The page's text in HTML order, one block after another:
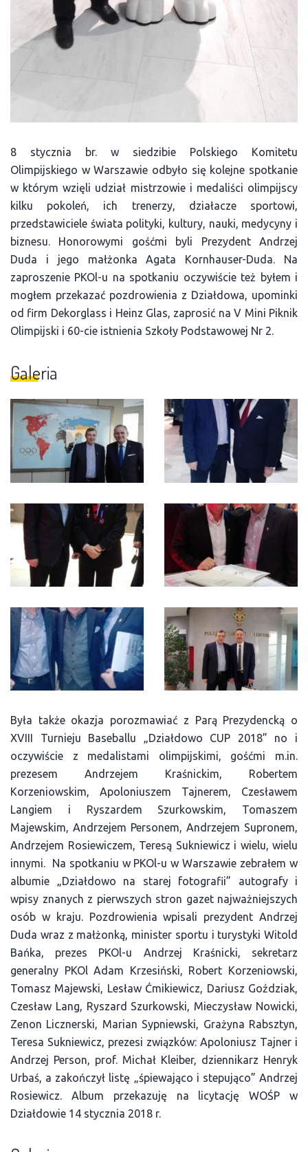
8 stycznia br. w siedzibie Polskiego Komitetu
Olimpijskiego w Warszawie odbyło się kolejne spotkanie
w którym wzięli udział mistrzowie i medaliści olimpijscy
kilku pokoleń, ich trenerzy, działacze sportowi,
przedstawiciele świata polityki, kultury, nauki, medycyny i
biznesu. Honorowymi gośćmi byli Prezydent Andrzej
Duda i jego małżonka Agata Kornhauser-Duda. Na
zaproszenie PKOl-u na spotkaniu oczywiście też byłem i
mogłem przekazać pozdrowienia z Działdowa, upominki
od firm Dekorglass i Heinz Glas, zaprosić na V Mini Piknik
Olimpijski i 60-cie istnienia Szkoły Podstawowej Nr 2.
Galeria
Była także okazja porozmawiać z Parą Prezydencką o
XVIII Turnieju Baseballu „Działdowo CUP 2018” no i
oczywiście z medalistami olimpijskimi, gośćmi m.in.
prezesem Andrzejem Kraśnickim, Robertem
Korzeniowskim, Apoloniuszem Tajnerem, Czesławem
Langiem i Ryszardem Szurkowskim, Tomaszem
Majewskim, Andrzejem Personem, Andrzejem Supronem,
Andrzejem Rosiewiczem, Teresą Sukniewicz i wielu, wielu
innymi. Na spotkaniu w PKOl-u w Warszawie zebrałem w
albumie „Działdowo na starej fotografii” autografy i
wpisy znanych z pierwszych stron gazet najważniejszych
osób w kraju. Pozdrowienia wpisali prezydent Andrzej
Duda wraz z małżonką, minister sportu i turystyki Witold
Bańka, prezes PKOl-u Andrzej Kraśnicki, sekretarz
generalny PKOl Adam Krzesiński, Robert Korzeniowski,
Tomasz Majewski, Lesław Ćmikiewicz, Dariusz Goździak,
Czesław Lang, Ryszard Szurkowski, Mieczysław Nowicki,
Zenon Licznerski, Marian Sypniewski, Grażyna Rabsztyn,
Teresa Sukniewicz, prezesi związków: Apoloniusz Tajner i
Andrzej Person, prof. Michał Kleiber, dziennikarz Henryk
Urbaś, a zakończył listę „śpiewająco i stepująco” Andrzej
Rosiewicz. Album przekazuję na licytację WOŚP w
Działdowie 14 stycznia 2018 r.